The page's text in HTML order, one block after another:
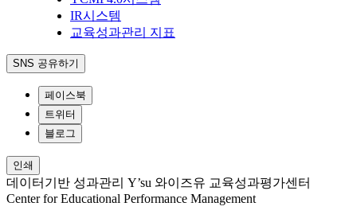
IR시스템
교육성과관리 지표
SNS 공유하기
페이스북
트위터
블로그
인쇄
데이터기반 성과관리 Y’su 와이즈유 교육성과평가센터
Center for Educational Performance Management